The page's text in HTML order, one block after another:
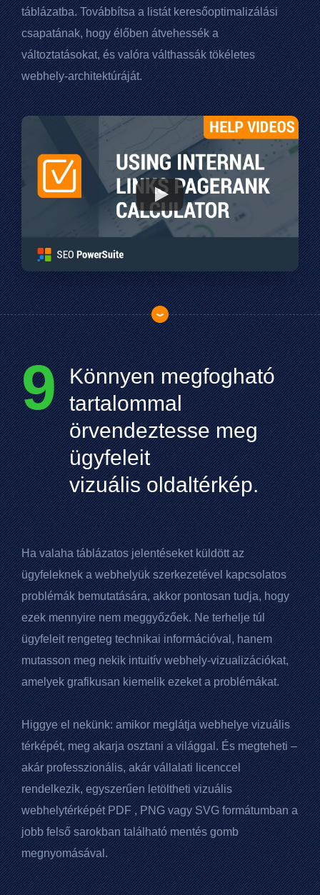
táblázatba. Továbbítsa a listát keresőoptimalizálási
csapatának, hogy élőben átvehessék a
változtatásokat, és valóra válthassák tökéletes
webhely-architektúráját.
9 Könnyen megfogható
tartalommal
örvendeztesse meg
ügyfeleit
vizuális oldaltérkép.
Ha valaha táblázatos jelentéseket küldött az
ügyfeleknek a webhelyük szerkezetével kapcsolatos
problémák bemutatására, akkor pontosan tudja, hogy
ezek mennyire nem meggyőzőek. Ne terhelje túl
ügyfeleit rengeteg technikai információval, hanem
mutasson meg nekik intuitív webhely-vizualizációkat,
amelyek grafikusan kiemelik ezeket a problémákat.
Higgye el nekünk: amikor meglátja webhelye vizuális
térképét, meg akarja osztani a világgal. És megteheti –
akár professzionális, akár vállalati licenccel
rendelkezik, egyszerűen letöltheti vizuális
webhelytérképétPDF, PNG vagy SVG formátumban a
jobb felső sarokban található mentés gomb
megnyomásával.